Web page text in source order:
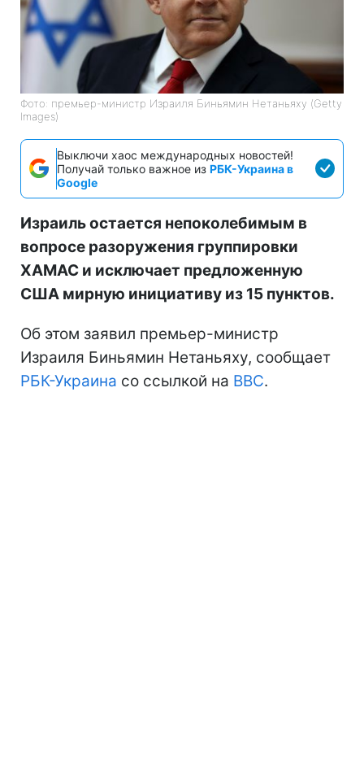
Фото: премьер-министр Израиля Биньямин Нетаньяху (Getty
Images)
Выключи хаос международных новостей!
Получай только важное из РБК-Украина в
Google
Израиль остается непоколебимым в
вопросе разоружения группировки
ХАМАС и исключает предложенную
США мирную инициативу из 15 пунктов.
Об этом заявил премьер-министр
Израиля Биньямин Нетаньяху, сообщает
РБК-Украина со ссылкой на BBC.